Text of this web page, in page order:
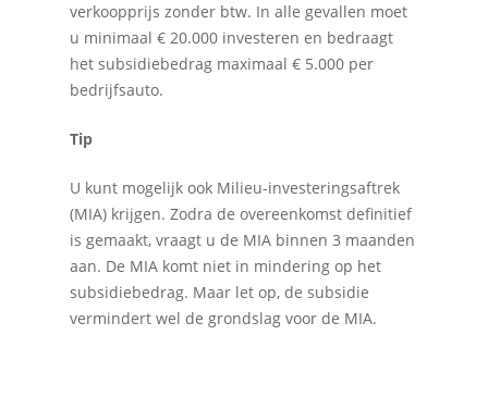
verkoopprijs zonder btw. In alle gevallen moet
u minimaal € 20.000 investeren en bedraagt
het subsidiebedrag maximaal € 5.000 per
bedrijfsauto.
Tip
U kunt mogelijk ook Milieu-investeringsaftrek
(MIA) krijgen. Zodra de overeenkomst definitief
is gemaakt, vraagt u de MIA binnen 3 maanden
aan. De MIA komt niet in mindering op het
subsidiebedrag. Maar let op, de subsidie
vermindert wel de grondslag voor de MIA.
Diensten
Accountancy
Fiscale
Salarisadministratie
Startersbegeleiding
Particulieren
Nieuws